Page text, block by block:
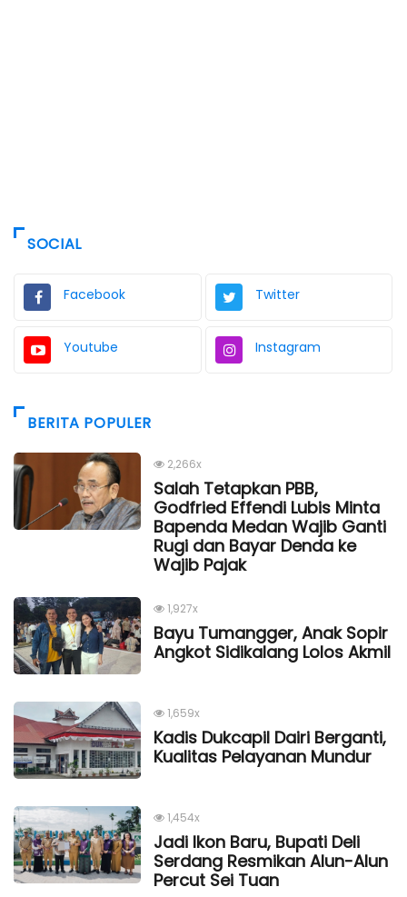
SOCIAL
Facebook Twitter
Youtube Instagram
BERITA POPULER
2,266x
Salah Tetapkan PBB,
Godfried Effendi Lubis Minta
Bapenda Medan Wajib Ganti
Rugi dan Bayar Denda ke
Wajib Pajak
1,927x
Bayu Tumangger, Anak Sopir
Angkot Sidikalang Lolos Akmil
1,659x
Kadis Dukcapil Dairi Berganti,
Kualitas Pelayanan Mundur
1,454x
Jadi Ikon Baru, Bupati Deli
Serdang Resmikan Alun-Alun
Percut Sei Tuan